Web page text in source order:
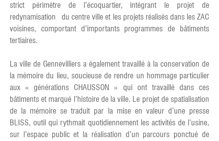
strict périmètre de l’écoquartier, intégrant le projet de
redynamisation du centre ville et les projets réalisés dans les ZAC
voisines, comportant d’importants programmes de bâtiments
tertiaires.
La ville de Gennevilliers a également travaillé à la conservation de
la mémoire du lieu, soucieuse de rendre un hommage particulier
aux « générations CHAUSSON » qui ont travaillé dans ces
bâtiments et marqué l’histoire de la ville. Le projet de spatialisation
de la mémoire se traduit par la mise en valeur d’une presse
BLISS, outil qui rythmait quotidiennement les activités de l’usine,
sur l’espace public et la réalisation d’un parcours ponctué de